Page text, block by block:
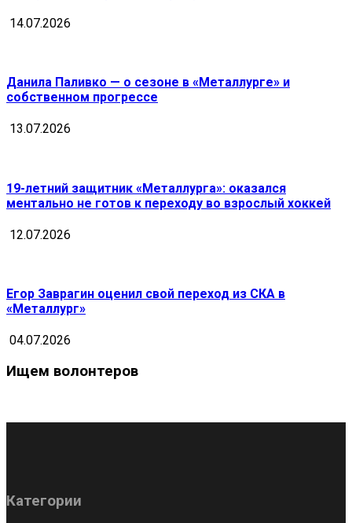
14.07.2026
Данила Паливко — о сезоне в «Металлурге» и
собственном прогрессе
13.07.2026
19-летний защитник «Металлурга»: оказался
ментально не готов к переходу во взрослый хоккей
12.07.2026
Егор Заврагин оценил свой переход из СКА в
«Металлург»
04.07.2026
Ищем волонтеров
Категории